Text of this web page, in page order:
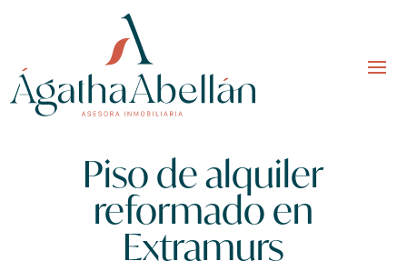
Piso de alquiler
reformado en
Extramurs